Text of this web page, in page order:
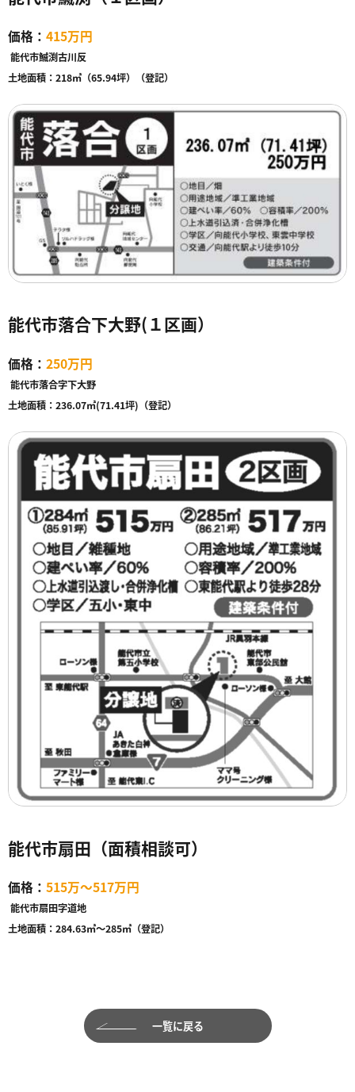
価格： 415万円
能代市鰄渕古川反
土地面積： 218㎡（65.94坪）（登記）
能代市落合下大野(１区画）
価格： 250万円
能代市落合字下大野
土地面積： 236.07㎡(71.41坪)（登記）
能代市扇田（面積相談可）
価格： 515万～517万円
能代市扇田字道地
土地面積： 284.63㎡～285㎡（登記）
一覧に戻る